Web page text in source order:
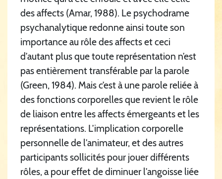
des affects (Amar, 1988). Le psychodrame
psychanalytique redonne ainsi toute son
importance au rôle des affects et ceci
d’autant plus que toute représentation n’est
pas entièrement transférable par la parole
(Green, 1984). Mais c’est à une parole reliée à
des fonctions corporelles que revient le rôle
de liaison entre les affects émergeants et les
représentations. L’implication corporelle
personnelle de l’animateur, et des autres
participants sollicités pour jouer différents
rôles, a pour effet de diminuer l’angoisse liée